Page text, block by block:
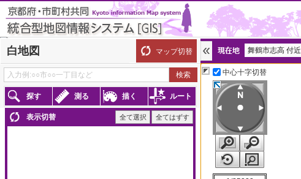
白地図 マップ切替
探す 測る 描く ルート
表示切替 全て選択 全てはずす
舞鶴市志高 付近
京都府わが街ガイド
中心十字切替
35.43158398,135.25107502